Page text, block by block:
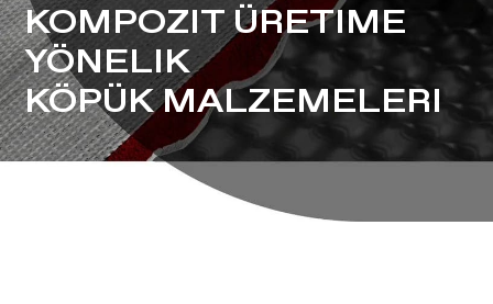
KOMPOZIT ÜRETIME
YÖNELIK
KÖPÜK MALZEMELERI